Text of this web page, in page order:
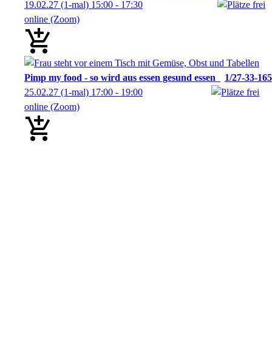
19.02.27 (1-mal) 15:00 - 17:30
online (Zoom)
Pimp my food - so wird aus essen gesund essen
1/27-33-165
25.02.27 (1-mal) 17:00 - 19:00
online (Zoom)